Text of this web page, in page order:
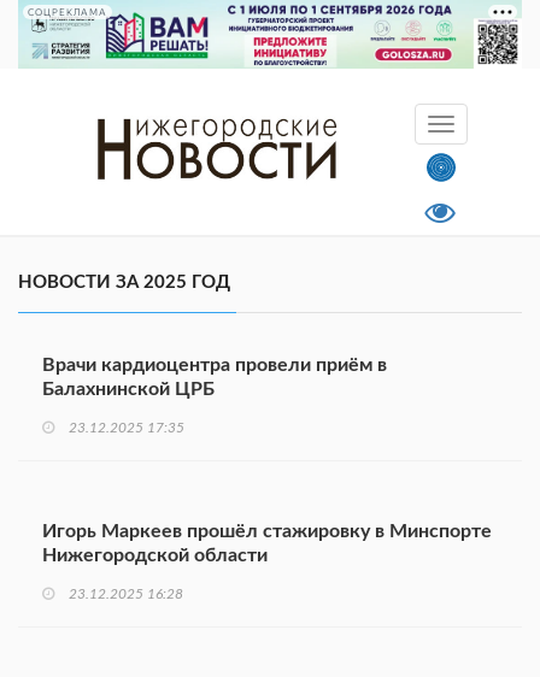
СОЦРЕКЛАМА
НОВОСТИ ЗА 2025 ГОД
Врачи кардиоцентра провели приём в
Балахнинской ЦРБ
23.12.2025 17:35
Игорь Маркеев прошёл стажировку в Минспорте
Нижегородской области
23.12.2025 16:28